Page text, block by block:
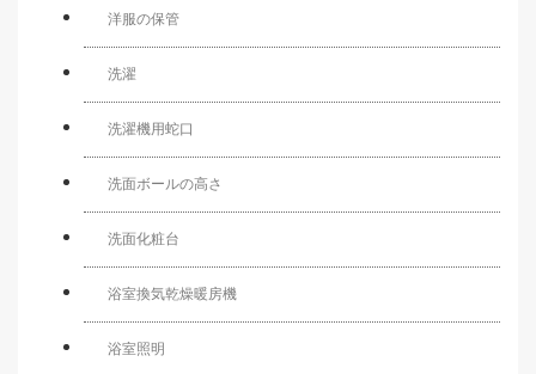
洋服の保管
洗濯
洗濯機用蛇口
洗面ボールの高さ
洗面化粧台
浴室換気乾燥暖房機
浴室照明